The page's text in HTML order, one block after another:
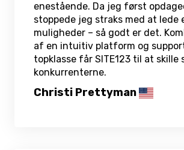
enestående. Da jeg først
stoppede jeg straks med at lede
muligheder – så godt er det.
af en intuitiv platform og
topklasse får SITE123 til at skille
konkurrenterne.
Christi Prettyman